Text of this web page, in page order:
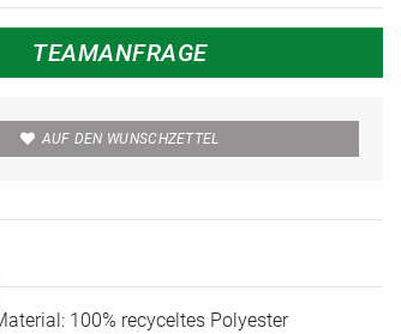
TEAMANFRAGE
AUF DEN WUNSCHZETTEL
100% recyceltes Polyester